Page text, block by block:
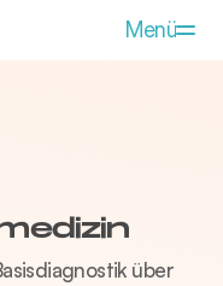
Menü
über